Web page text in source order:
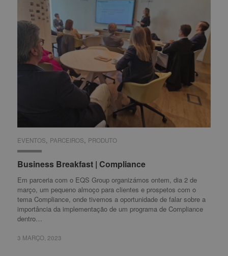
EVENTOS, PARCEIROS, PRODUTO
Business Breakfast | Compliance
Em parceria com o EQS Group organizámos ontem, dia 2 de
março, um pequeno almoço para clientes e prospetos com o
tema Compliance, onde tivemos a oportunidade de falar sobre a
importância da implementação de um programa de Compliance
dentro…
3 MARÇO, 2023
EVENTOS PARCEIROS PRODUTO
Business Breakfast | Compliance
3 MARÇO, 2023